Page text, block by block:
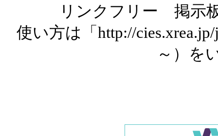
リンクフリー 掲示
使い方は「http://
～）を